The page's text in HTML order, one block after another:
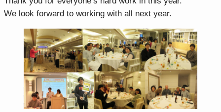
We look forward to working with all next year.